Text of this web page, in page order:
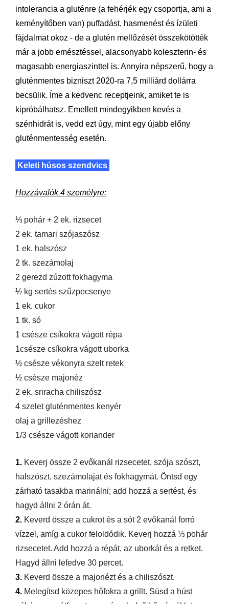
intolerancia a gluténre (a fehérjék egy csoportja, ami a
keményítőben van) puffadást, hasmenést és ízületi
fájdalmat okoz - de a glutén mellőzését összekötötték
már a jobb emésztéssel, alacsonyabb koleszterin- és
magasabb energiaszinttel is. Annyira népszerű, hogy a
gluténmentes bizniszt 2020-ra 7,5 milliárd dollárra
becsülik. Íme a kedvenc receptjeink, amiket te is
kipróbálhatsz. Emellett mindegyikben kevés a
szénhidrát is, vedd ezt úgy, mint egy újabb előny
gluténmentesség esetén.
Keleti húsos szendvics
Hozzávalók 4 személyre:
⅓ pohár + 2 ek. rizsecet
2 ek. tamari szójaszósz
1 ek. halszósz
2 tk. szezámolaj
2 gerezd zúzott fokhagyma
½ kg sertés szűzpecsenye
1 ek. cukor
1 tk. só
1 csésze csíkokra vágott répa
1csésze csíkokra vágott uborka
½ csésze vékonyra szelt retek
½ csésze majonéz
2 ek. sriracha chiliszósz
4 szelet gluténmentes kenyér
olaj a grillezéshez
1/3 csésze vágott koriander
1. Keverj össze 2 evőkanál rizsecetet, szója szószt,
halszószt, szezámolajat és fokhagymát. Öntsd egy
zárható tasakba marinálni; add hozzá a sertést, és
hagyd állni 2 órán át.
2. Keverd össze a cukrot és a sót 2 evőkanál forró
vízzel, amíg a cukor feloldódik. Keverj hozzá ⅓ pohár
rizsecetet. Add hozzá a répát, az uborkát és a retket.
Hagyd állni lefedve 30 percet.
3. Keverd össze a majonézt és a chiliszószt.
4. Melegítsd közepes hőfokra a grillt. Süsd a húst